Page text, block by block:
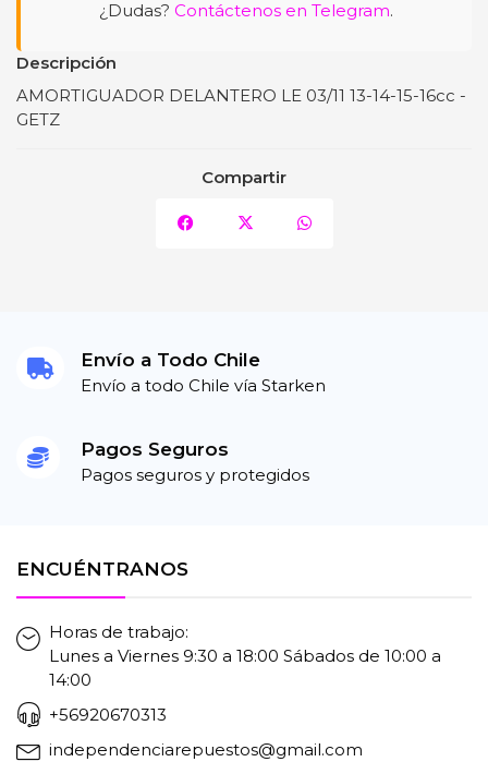
¿Dudas? Contáctenos en Telegram.
Descripción
AMORTIGUADOR DELANTERO LE 03/11 13-14-15-16cc -
GETZ
Compartir
Envío a Todo Chile
Envío a todo Chile vía Starken
Pagos Seguros
Pagos seguros y protegidos
ENCUÉNTRANOS
Horas de trabajo:
Lunes a Viernes 9:30 a 18:00 Sábados de 10:00 a
14:00
+56920670313
independenciarepuestos@gmail.com